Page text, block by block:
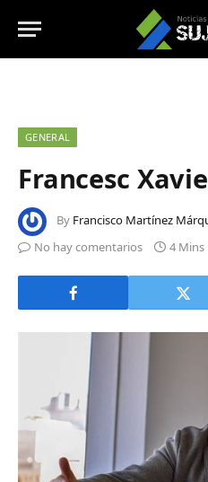
GENERAL
Francesc
By Francisco Martínez
No hay comentarios
4 Mins